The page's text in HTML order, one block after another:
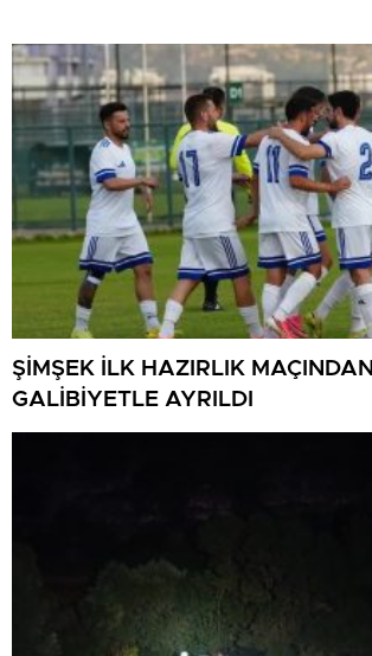
ŞİMŞEK İLK HAZIRLIK MAÇINDAN
GALİBİYETLE AYRILDI